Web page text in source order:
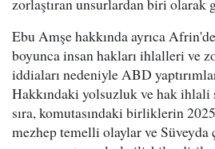
zorlaştıran unsurlardan biri olarak
Ebu Amşe hakkında ayrıca
boyunca insan hakları ihlalleri ve
iddiaları nedeniyle ABD
Hakkındaki yolsuzluk ve hak ihlali
sıra, komutasındaki birliklerin
mezhep temelli olaylar ve